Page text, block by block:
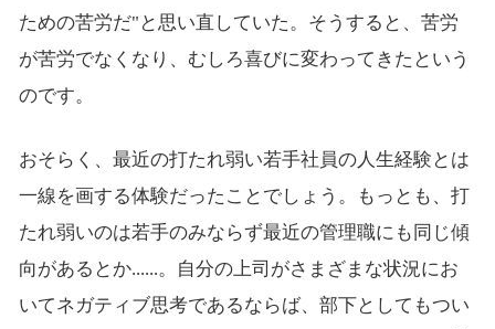
ための苦労だ"と思い直していた。そうすると、苦労
が苦労でなくなり、むしろ喜びに変わってきたという
のです。
おそらく、最近の打たれ弱い若手社員の人生経験とは
一線を画する体験だったことでしょう。もっとも、打
たれ弱いのは若手のみならず最近の管理職にも同じ傾
向があるとか......。自分の上司がさまざまな状況にお
いてネガティブ思考であるならば、部下としてもつい